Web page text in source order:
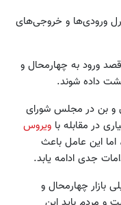
ورودی‌ها و خروجی‌های
ورود به چهارمحال و
داده شوند.
و بن در مجلس شورای
در مقابله با ویروس
این عامل باعث
جدی ادامه یابد.
بازار چهارمحال و